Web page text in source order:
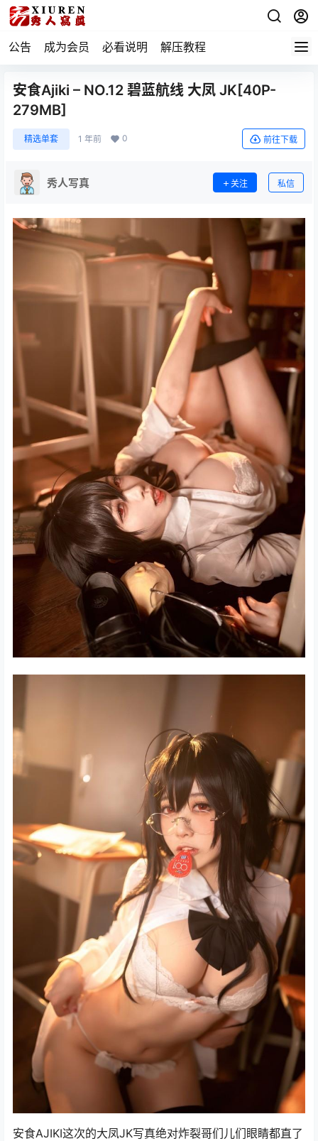
公告 成为会员 必看说明 解压教程
安食Ajiki – NO.12 碧蓝航线 大凤 JK[40P-
279MB]
精选单套 1 年前 0 前往下载
秀人写真 关注 私信
安食AJIKI这次的大凤JK写真绝对炸裂哥们儿们眼睛都直了